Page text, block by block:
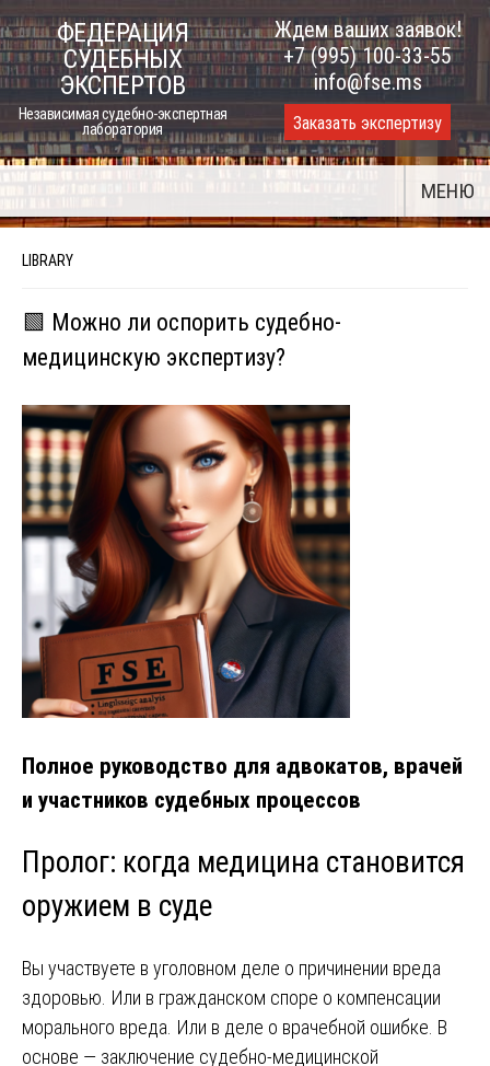
Skip
to
content
ФЕДЕРАЦИЯ
СУДЕБНЫХ
ЭКСПЕРТОВ
Независимая судебно-экспертная
лаборатория
Ждем ваших заявок!
+7 (995) 100-33-55
info@fse.ms
Заказать экспертизу
МЕНЮ
LIBRARY
🟩 Можно ли оспорить судебно-
медицинскую экспертизу?
Полное руководство для адвокатов, врачей
и участников судебных процессов
Пролог: когда медицина становится
оружием в суде
Вы участвуете в уголовном деле о причинении вреда
здоровью. Или в гражданском споре о компенсации
морального вреда. Или в деле о врачебной ошибке. В
основе — заключение судебно-медицинской